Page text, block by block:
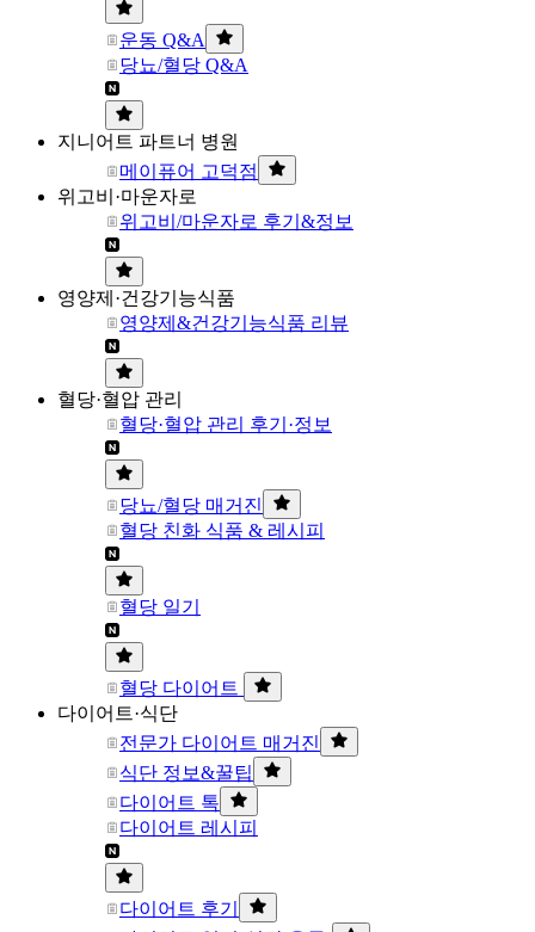
운동 Q&A
당뇨/혈당 Q&A
지니어트 파트너 병원
메이퓨어 고덕점
위고비·마운자로
위고비/마운자로 후기&정보
영양제·건강기능식품
영양제&건강기능식품 리뷰
혈당·혈압 관리
혈당·혈압 관리 후기·정보
당뇨/혈당 매거진
혈당 친화 식품 & 레시피
혈당 일기
혈당 다이어트
다이어트·식단
전문가 다이어트 매거진
식단 정보&꿀팁
다이어트 톡
다이어트 레시피
다이어트 후기